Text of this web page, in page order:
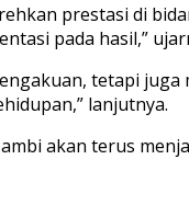
prestasi di
pada hasil,”
tetapi
lanjutnya.
akan terus